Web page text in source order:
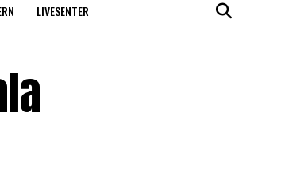
LIVESENTER